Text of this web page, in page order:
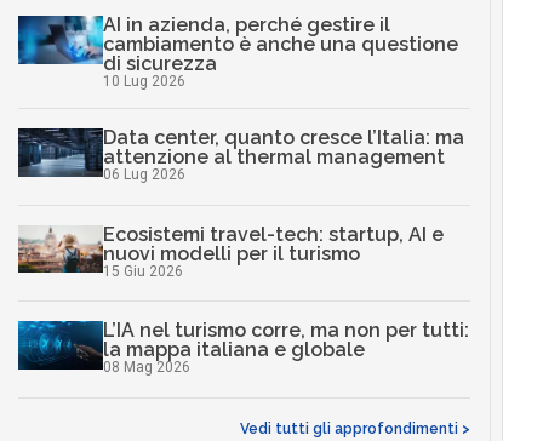
AI in azienda, perché gestire il
cambiamento è anche una questione
di sicurezza
10 Lug 2026
Data center, quanto cresce l’Italia: ma
attenzione al thermal management
06 Lug 2026
Ecosistemi travel-tech: startup, AI e
nuovi modelli per il turismo
15 Giu 2026
L’IA nel turismo corre, ma non per tutti:
la mappa italiana e globale
08 Mag 2026
Vedi tutti gli approfondimenti >